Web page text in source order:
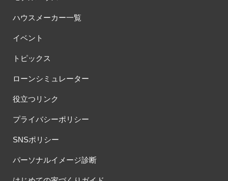
ハウスメーカー一覧
イベント
トピックス
ローンシミュレーター
役立つリンク
プライバシーポリシー
SNSポリシー
パーソナルイメージ診断